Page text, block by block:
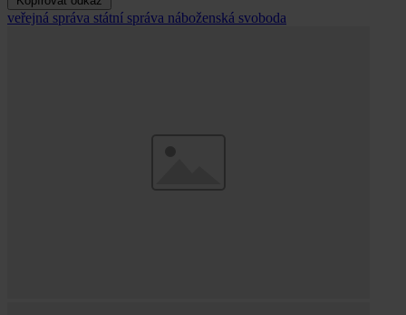
veřejná správa státní správa náboženská svoboda